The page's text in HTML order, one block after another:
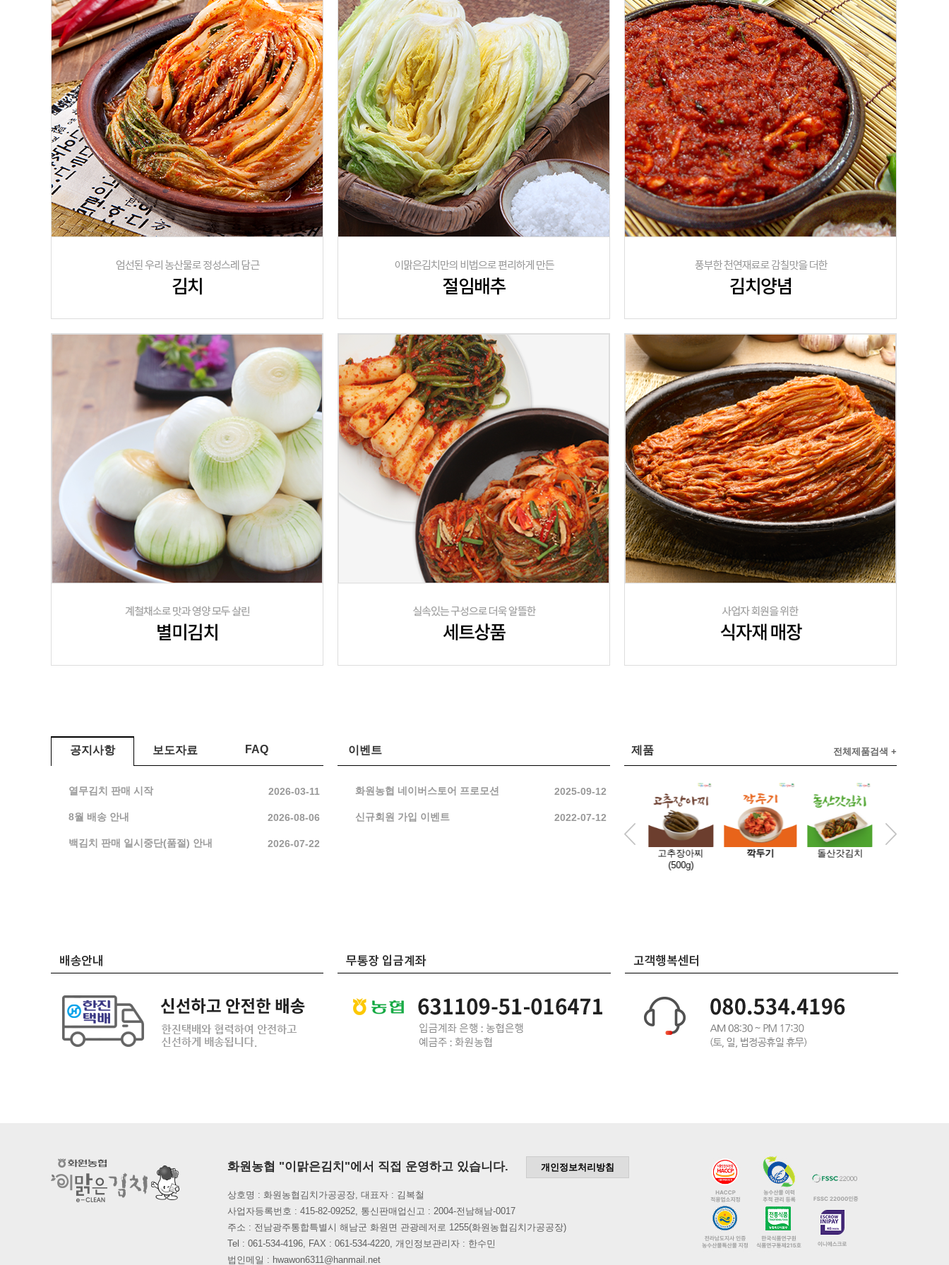
공지사항 보도자료 FAQ
열무김치 판매 시작 2026-03-11
8월 배송 안내 2026-08-06
백김치 판매 일시중단(품절) 안내 2026-07-22
이벤트
화원농협 네이버스토어 프로모션 2025-09-12
신규회원 가입 이벤트 2022-07-12
제품 전체제품검색 +
고추장아찌
(500g)
깍두기 돌산갓김치
화원농협 "이맑은김치"에서 직접 운영하고 있습니다. 개인정보처리방침
상호명 : 화원농협김치가공공장, 대표자 : 김복철
사업자등록번호 : 415-82-09252, 통신판매업신고 : 2004-전남해남-0017
주소 : 전남광주통합특별시 해남군 화원면 관광레저로 1255(화원농협김치가공공장)
Tel : 061-534-4196, FAX : 061-534-4220, 개인정보관리자 : 한수민
법인메일 : hwawon6311@hanmail.net